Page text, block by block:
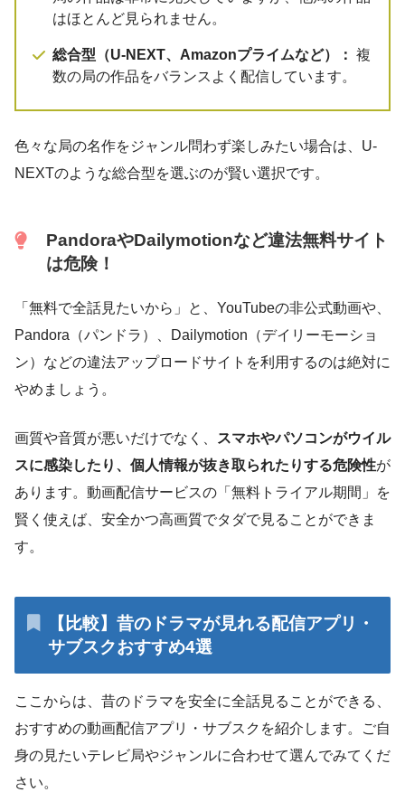
はほとんど見られません。
総合型（U-NEXT、Amazonプライムなど）： 複
数の局の作品をバランスよく配信しています。
色々な局の名作をジャンル問わず楽しみたい場合は、U-
NEXTのような総合型を選ぶのが賢い選択です。
PandoraやDailymotionなど違法無料サイト
は危険！
「無料で全話見たいから」と、YouTubeの非公式動画や、
Pandora（パンドラ）、Dailymotion（デイリーモーショ
ン）などの違法アップロードサイトを利用するのは絶対に
やめましょう。
画質や音質が悪いだけでなく、
スマホやパソコンがウイル
スに感染したり、個人情報が抜き取られたりする危険性が
あります。動画配信サービスの「無料トライアル期間」を
賢く使えば、安全かつ高画質でタダで見ることができま
す。
【比較】昔のドラマが見れる配信アプリ・
サブスクおすすめ4選
ここからは、昔のドラマを安全に全話見ることができる、
おすすめの動画配信アプリ・サブスクを紹介します。ご自
身の見たいテレビ局やジャンルに合わせて選んでみてくだ
さい。